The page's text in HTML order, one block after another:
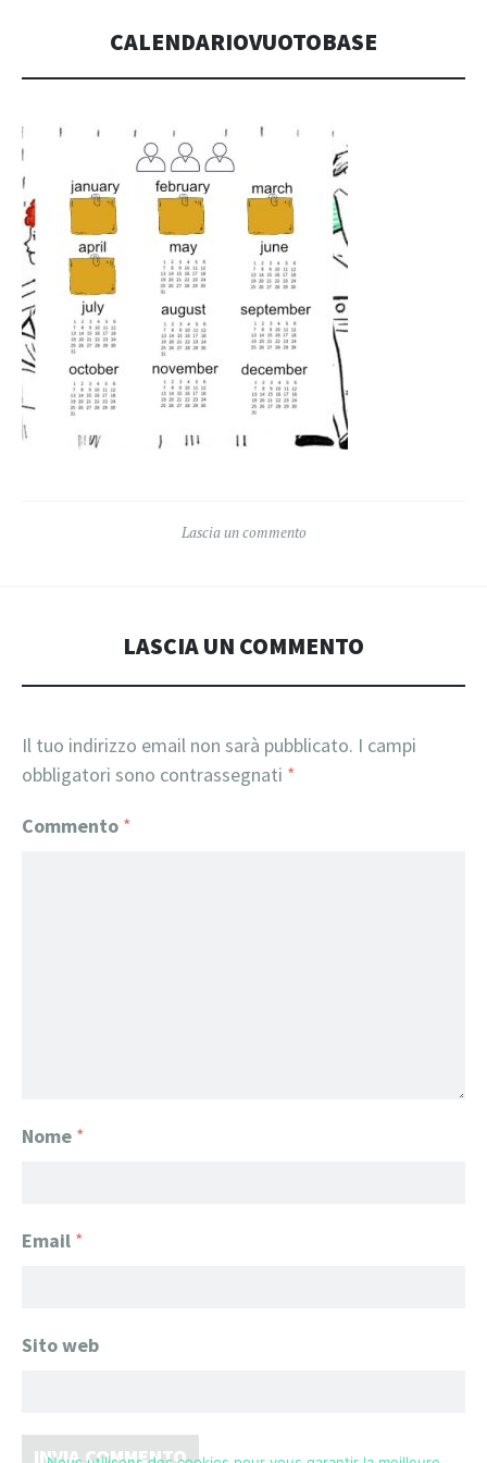
CALENDARIOVUOTOBASE
Lascia un commento
LASCIA UN COMMENTO
Il tuo indirizzo email non sarà pubblicato. I campi
obbligatori sono contrassegnati *
Commento *
Nome *
Email *
Sito web